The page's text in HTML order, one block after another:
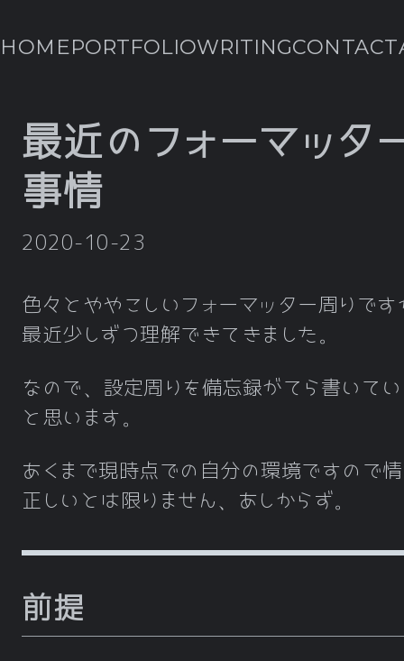
HOMEPORTFOLIOWRITINGCONTACT
最近のフォーマッタ
事情
2020-10-23
色々とややこしいフォーマッター周りです
最近少しずつ理解できてきました。
なので、設定周りを備忘録がてら書いて
と思います。
あくまで現時点での自分の環境ですので
正しいとは限りません、あしからず。
前提